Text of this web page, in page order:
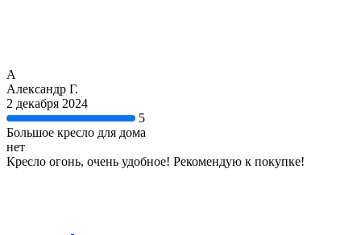
А
Александр Г.
2 декабря 2024
5
Большое кресло для дома
нет
Кресло огонь, очень удобное! Рекомендую к покупке!